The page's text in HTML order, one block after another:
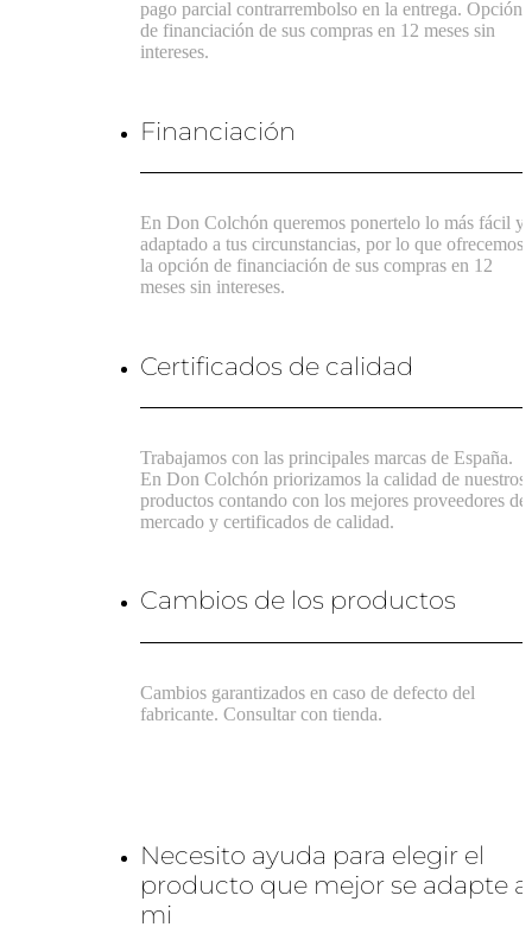
pago parcial contrarrembolso en la entrega. Opción
de financiación de sus compras en 12 meses sin
intereses.
Financiación
En Don Colchón queremos ponertelo lo más fácil y
adaptado a tus circunstancias, por lo que ofrecemos
la opción de financiación de sus compras en 12
meses sin intereses.
Certificados de calidad
Trabajamos con las principales marcas de España.
En Don Colchón priorizamos la calidad de nuestros
productos contando con los mejores proveedores del
mercado y certificados de calidad.
Cambios de los productos
Cambios garantizados en caso de defecto del
fabricante. Consultar con tienda.
Necesito ayuda para elegir el
producto que mejor se adapte a
mi